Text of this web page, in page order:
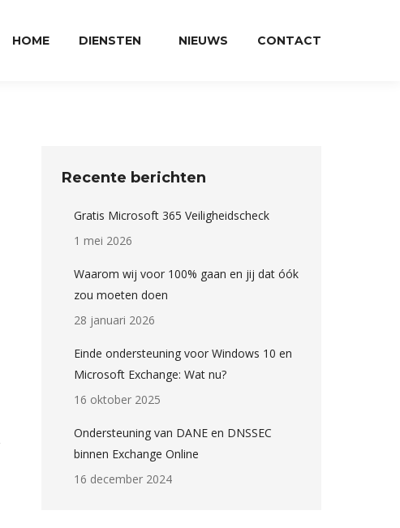
HOME DIENSTEN NIEUWS CONTACT
Recente berichten
Gratis Microsoft 365 Veiligheidscheck
1 mei 2026
Waarom wij voor 100% gaan en jij dat óók
zou moeten doen
28 januari 2026
Einde ondersteuning voor Windows 10 en
Microsoft Exchange: Wat nu?
16 oktober 2025
Ondersteuning van DANE en DNSSEC
binnen Exchange Online
16 december 2024